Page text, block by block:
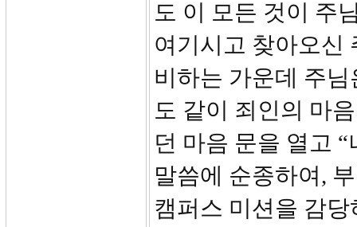
도 이 모든 것이 주
여기시고 찾아오신
비하는 가운데 주
도 같이 죄인의 마
던 마음 문을 열고
말씀에 순종하여,
캠퍼스 미션을 감